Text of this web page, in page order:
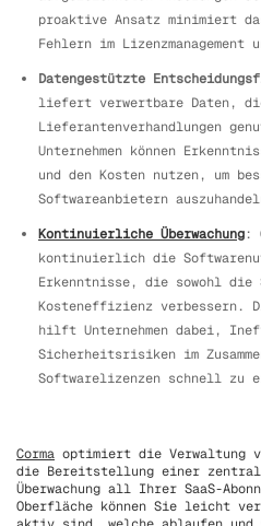
proaktive Ansatz minimiert
Fehlern im
Datengestützte
liefert verwertbare Daten,
Lieferantenverhandlungen
Unternehmen können
und den Kosten nutzen, um
Softwareanbietern
Kontinuierliche Überwachung:
kontinuierlich die
Erkenntnisse, die sowohl
Kosteneffizienz verbessern.
hilft Unternehmen dabei,
Sicherheitsrisiken im
Softwarelizenzen schnell zu
Corma optimiert die Verwaltung
die Bereitstellung einer
Überwachung all Ihrer SaaS-
Oberfläche können Sie leicht